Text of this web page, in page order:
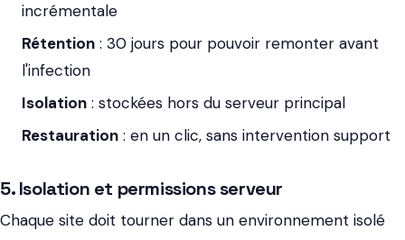
incrémentale
Rétention : 30 jours pour pouvoir remonter avant
l'infection
Isolation : stockées hors du serveur principal
Restauration : en un clic, sans intervention support
5. Isolation et permissions serveur
Chaque site doit tourner dans un environnement isolé